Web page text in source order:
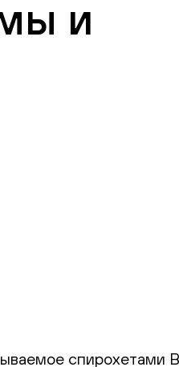
и
спирохетами